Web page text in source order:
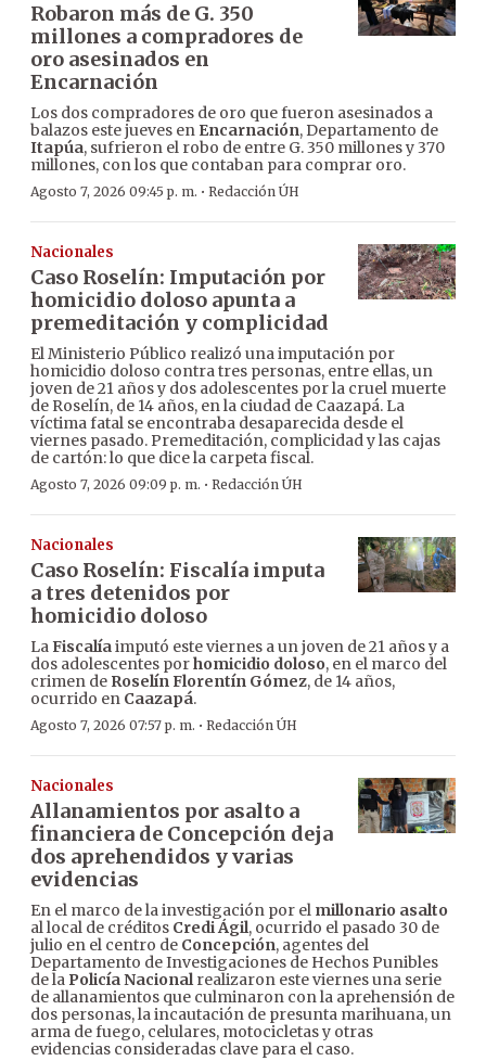
Robaron más de G. 350
millones a compradores de
oro asesinados en
Encarnación
Los dos compradores de oro que fueron asesinados a
balazos este jueves en Encarnación, Departamento de
Itapúa, sufrieron el robo de entre G. 350 millones y 370
millones, con los que contaban para comprar oro.
Agosto 7, 2026 09:45 p. m. · Redacción ÚH
Nacionales
Caso Roselín: Imputación por
homicidio doloso apunta a
premeditación y complicidad
El Ministerio Público realizó una imputación por
homicidio doloso contra tres personas, entre ellas, un
joven de 21 años y dos adolescentes por la cruel muerte
de Roselín, de 14 años, en la ciudad de Caazapá. La
víctima fatal se encontraba desaparecida desde el
viernes pasado. Premeditación, complicidad y las cajas
de cartón: lo que dice la carpeta fiscal.
Agosto 7, 2026 09:09 p. m. · Redacción ÚH
Nacionales
Caso Roselín: Fiscalía imputa
a tres detenidos por
homicidio doloso
LaFiscalíaimputó este viernes a un joven de 21 años y a
dos adolescentes porhomicidio doloso, en el marco del
crimen de Roselín Florentín Gómez, de 14 años,
ocurrido en Caazapá.
Agosto 7, 2026 07:57 p. m. · Redacción ÚH
Nacionales
Allanamientos por asalto a
financiera de Concepción deja
dos aprehendidos y varias
evidencias
En el marco de la investigación por el millonario asalto
al local de créditos Credi Ágil, ocurrido el pasado 30 de
julio en el centro de Concepción, agentes del
Departamento de Investigaciones de Hechos Punibles
de la Policía Nacionalrealizaron este viernes una serie
de allanamientos que culminaron con la aprehensión de
dos personas, la incautación de presunta marihuana, un
arma de fuego, celulares, motocicletas y otras
evidencias consideradas clave para el caso.